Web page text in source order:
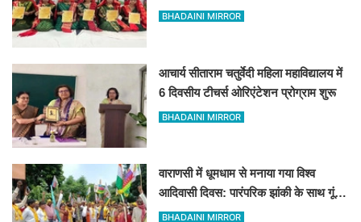
बांधा समां
BHADAINI MIRROR
आचार्य सीताराम चतुर्वेदी महिला महाविद्यालय में
6 दिवसीय टीचर्स ओरिएंटेशन प्रोग्राम शुरू
BHADAINI MIRROR
वाराणसी में धूमधाम से मनाया गया विश्व
आदिवासी दिवस: पारंपरिक झांकी के साथ गूंजे
संविधान और अधिकारों के नारे, DM को सौंपा
BHADAINI MIRROR